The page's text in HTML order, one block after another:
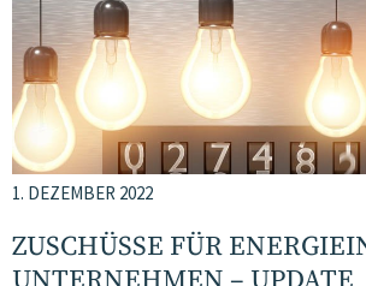
1. DEZEMBER 2022
ZUSCHÜSSE FÜR